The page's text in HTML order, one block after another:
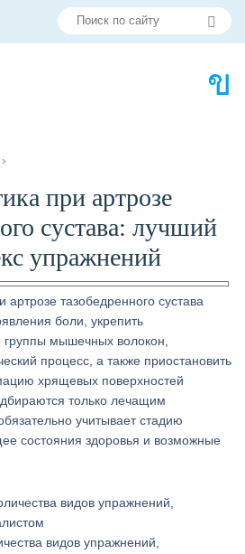
›
при артрозе
сустава: лучший
упражнений
артрозе тазобедренного сустава
боли, укрепить
группы мышечных волокон,
процесс, а также приостановить
хрящевых поверхностей
только лечащим
учитывает стадию
состояния здоровья и возможные
видов упражнений,